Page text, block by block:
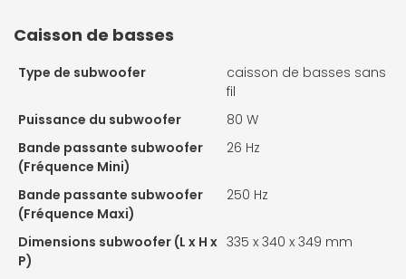
Caisson de basses
Type de subwoofer
caisson de basses sans
fil
Puissance du subwoofer
80 W
Bande passante subwoofer
(Fréquence Mini)
26 Hz
Bande passante subwoofer
(Fréquence Maxi)
250 Hz
Dimensions subwoofer (L x H x
P)
335 x 340 x 349 mm